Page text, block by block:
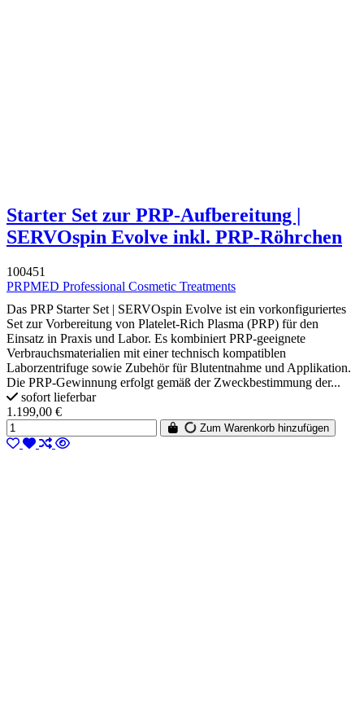
Starter Set zur PRP-Aufbereitung |
SERVOspin Evolve inkl. PRP-Röhrchen
100451
PRPMED Professional Cosmetic Treatments
Das PRP Starter Set | SERVOspin Evolve ist ein vorkonfiguriertes
Set zur Vorbereitung von Platelet-Rich Plasma (PRP) für den
Einsatz in Praxis und Labor. Es kombiniert PRP-geeignete
Verbrauchsmaterialien mit einer technisch kompatiblen
Laborzentrifuge sowie Zubehör für Blutentnahme und Applikation.
Die PRP-Gewinnung erfolgt gemäß der Zweckbestimmung der...
sofort lieferbar
1.199,00 €
Zum Warenkorb hinzufügen